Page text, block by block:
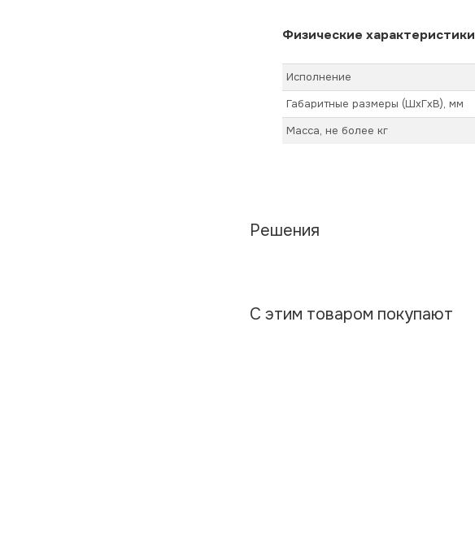
Физические характеристики
Исполнение
Габаритные размеры (ШхГхВ), мм
Масса, не более кг
Решения
С этим товаром покупают